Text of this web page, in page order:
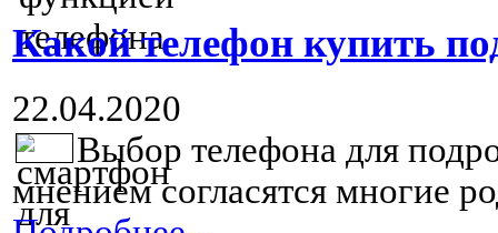
Какой телефон купить
22.04.2020
Выбор телефона для
мнением согласятся многие